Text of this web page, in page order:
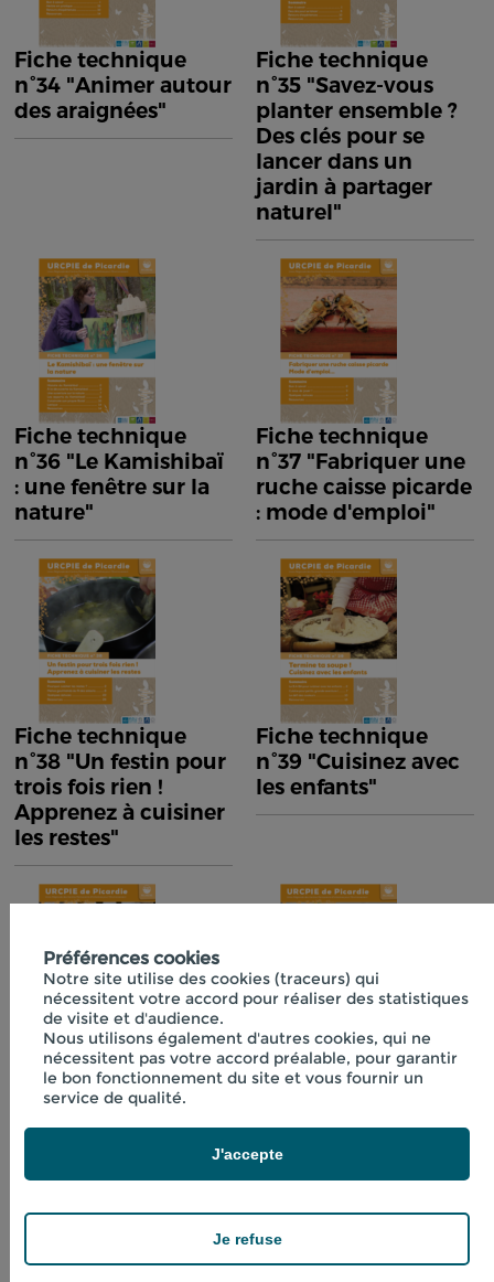
Fiche technique
n°34 "Animer autour
des araignées"
Fiche technique
n°35 "Savez-vous
planter ensemble ?
Des clés pour se
lancer dans un
jardin à partager
naturel"
Fiche technique
n°36 "Le Kamishibaï
: une fenêtre sur la
nature"
Fiche technique
n°37 "Fabriquer une
ruche caisse picarde
: mode d'emploi"
Fiche technique
n°38 "Un festin pour
trois fois rien !
Apprenez à cuisiner
les restes"
Fiche technique
n°39 "Cuisinez avec
les enfants"
Fiche technique
n°40 "Initiation à la
lactofermentation"
Fiche technique
n°41 "Boissons
Préférences cookies
Notre site utilise des cookies (traceurs) qui
nécessitent votre accord pour réaliser des statistiques
de visite et d'audience.
Nous utilisons également d'autres cookies, qui ne
nécessitent pas votre accord préalable, pour garantir
le bon fonctionnement du site et vous fournir un
service de qualité.
Je refuse
J'accepte